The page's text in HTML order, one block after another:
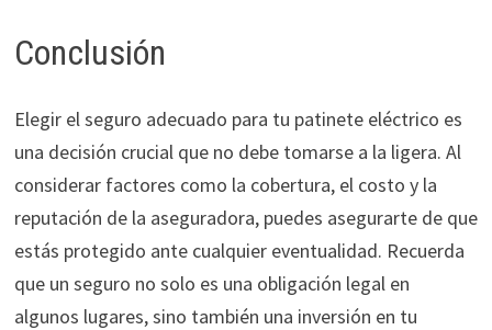
Conclusión
Elegir el seguro adecuado para tu patinete eléctrico es
una decisión crucial que no debe tomarse a la ligera. Al
considerar factores como la cobertura, el costo y la
reputación de la aseguradora, puedes asegurarte de que
estás protegido ante cualquier eventualidad. Recuerda
que un seguro no solo es una obligación legal en
algunos lugares, sino también una inversión en tu